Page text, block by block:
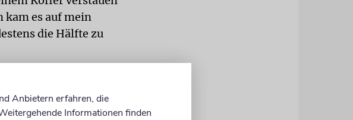
kam es auf mein
die Hälfte zu
aber noch lange nicht
gepolsterten Toilettensitz,
Anbietern erfahren, die
Informationen finden